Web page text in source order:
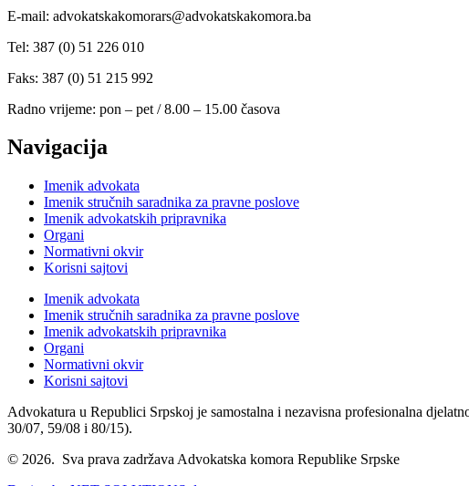
E-mail: advokatskakomorars@advokatskakomora.ba
Tel: 387 (0) 51 226 010
Faks: 387 (0) 51 215 992
Radno vrijeme: pon – pet / 8.00 – 15.00 časova
Navigacija
Imenik advokata
Imenik stručnih saradnika za pravne poslove
Imenik advokatskih pripravnika
Organi
Normativni okvir
Korisni sajtovi
Imenik advokata
Imenik stručnih saradnika za pravne poslove
Imenik advokatskih pripravnika
Organi
Normativni okvir
Korisni sajtovi
Advokatura u Republici Srpskoj je samostalna i nezavisna profesionalna
30/07, 59/08 i 80/15).
© 2026. Sva prava zadržava Advokatska komora Republike Srpske